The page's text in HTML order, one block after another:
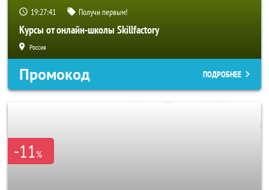
19:27:38 Получи первым!
Курсы от онлайн-школы Skillfactory
Россия
Промокод ПОДРОБНЕЕ
-11%